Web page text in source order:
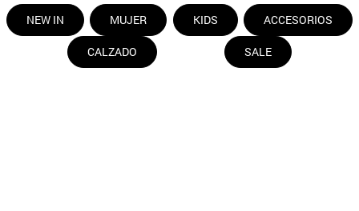
NEW IN MUJER KIDS ACCESORIOS
CALZADO SALE